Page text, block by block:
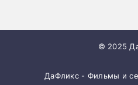
© 2025
ДаФликс - Фильмы и